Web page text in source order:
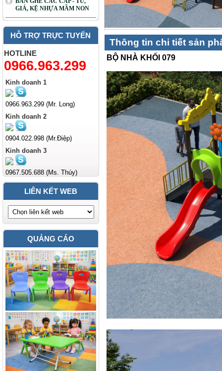
GIÁ, KỆ NHỰA MẦM NON
HỖ TRỢ TRỰC TUYẾN
HOTLINE
0966.963.299
Kinh doanh 1
0966.963.299 (Mr. Long)
Kinh doanh 2
0904.022.998 (Mr.Điệp)
Kinh doanh 3
0967.505.688 (Ms. Thúy)
LIÊN KẾT WEB
QUẢNG CÁO
Thông tin chi tiết sản
BỘ NHÀ KHỐI 079